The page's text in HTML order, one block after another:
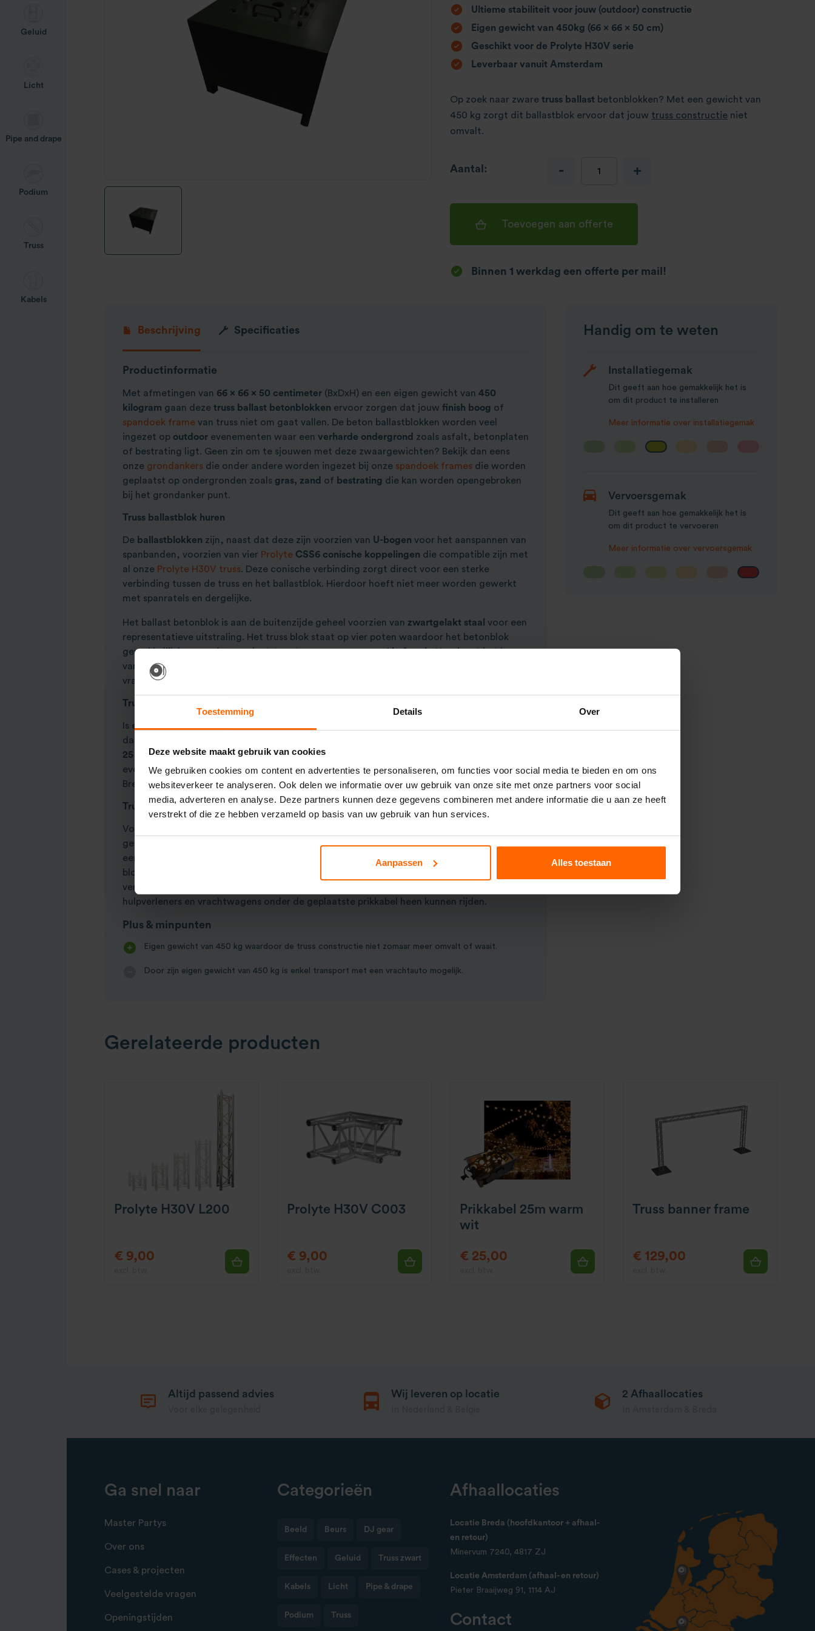
Toestemming Details Over
Deze website maakt gebruik van cookies
We gebruiken cookies om content en advertenties te personaliseren, om functies voor social media te bieden en om ons
websiteverkeer te analyseren. Ook delen we informatie over uw gebruik van onze site met onze partners voor social
media, adverteren en analyse. Deze partners kunnen deze gegevens combineren met andere informatie die u aan ze heeft
verstrekt of die ze hebben verzameld op basis van uw gebruik van hun services.
Aanpassen Alles toestaan
Geluid
Licht
Pipe and drape
Podium
Truss
Kabels
Ultieme stabiliteit voor jouw (outdoor) constructie
Eigen gewicht van 450kg (66 x 66 x 50 cm)
Geschikt voor de Prolyte H30V serie
Leverbaar vanuit Amsterdam
Op zoek naar zware truss ballast betonblokken? Met een gewicht van
450 kg zorgt dit ballastblok ervoor dat jouw truss constructie niet
omvalt.
Aantal: - +
Toevoegen aan offerte
Binnen 1 werkdag een offerte per mail!
Beschrijving Specificaties
Productinformatie
Met afmetingen van 66 x 66 x 50 centimeter (BxDxH) en een eigen gewicht van 450
kilogram gaan deze truss ballast betonblokken ervoor zorgen dat jouw finish boog of
spandoek frame van truss niet om gaat vallen. De beton ballastblokken worden veel
ingezet op outdoor evenementen waar een verharde ondergrond zoals asfalt, betonplaten
of bestrating ligt. Geen zin om te sjouwen met deze zwaargewichten? Bekijk dan eens
onze grondankers die onder andere worden ingezet bij onze spandoek frames die worden
geplaatst op ondergronden zoals gras, zand of bestrating die kan worden opengebroken
bij het grondanker punt.
Truss ballastblok huren
De ballastblokken zijn, naast dat deze zijn voorzien van U-bogen voor het aanspannen van
spanbanden, voorzien van vier Prolyte CSS6 conische koppelingen die compatible zijn met
al onze Prolyte H30V truss. Deze conische verbinding zorgt direct voor een sterke
verbinding tussen de truss en het ballastblok. Hierdoor hoeft niet meer worden gewerkt
met spanratels en dergelijke.
Het ballast betonblok is aan de buitenzijde geheel voorzien van zwartgelakt staal voor een
representatieve uitstraling. Het truss blok staat op vier poten waardoor het betonblok
gemakkelijk kan worden verplaatst met eenpompwagenofheftruck.Houd met het huren
van de blokken altijd rekening met het maximaal toelaatbaar
vrachtwagen.
Truss baseplate of ballastblok
Is een 450 kilogram zwaar betonblok voor jouw toepassing iets te veel van het goede? Kijk
dan eens naar onze
25 kilogramwaarmee het mogelijk is om bijvoorbeeld banner frames op
evenementen om te monteren. Houd hierbij altijd een maximale hoogte van3,5 meteraan.
Breder dan 7 meter wordt bij het gebruik van 73 x 73 cm baseplates ook afgeraden.
Truss totem met ballast blok
Voor het maken van truss totem constructies tot 3 meter worden vaak stalen baseplates
gebruikt van 73 x 73 cm. Wanneer een hogere totem gewenst is wordt het gebruik van
een ballast blok ten zeerste aangeraden. Een veel voorkomende toepassing van ballast
blokken in combinatie met een truss totem van 4 tot 6 meter is het creëren van terrein
verlichting of het inhangen van
hulpverleners en vrachtwagens onder de geplaatste prikkabel heen kunnen rijden.
Plus & minpunten
Eigen gewicht van 450 kg waardoor de truss constructie niet zomaar meer omvalt of waait.
Door zijn eigen gewicht van 450 kg is enkel transport met een vrachtauto mogelijk.
Handig om te weten
Installatiegemak
Dit geeft aan hoe gemakkelijk het is
om dit product te installeren
Meer informatie over installatiegemak
Vervoersgemak
Dit geeft aan hoe gemakkelijk het is
om dit product te vervoeren
Meer informatie over vervoersgemak
Gerelateerde producten
Prolyte H30V L200
€ 9,00
Prolyte H30V C003
€ 9,00
Prikkabel 25m warm
wit
€ 25,00
Truss banner frame
€ 129,00
Altijd passend advies Wij leveren op locatie 2 Afhaallocaties
Ga snel naar
Master Partys
Over ons
Cases & projecten
Veelgestelde vragen
Openingstijden
Categorieën
Beeld Beurs DJ gear
Effecten Geluid Truss zwart
Kabels Licht Pipe & drape
Podium Truss
Afhaallocaties
Locatie Breda (hoofdkantoor + afhaal-
en retour)
Minervum 7240, 4817 ZJ
Locatie Amsterdam (afhaal- en retour)
Pieter Braaijweg 91, 1114 AJ
Contact